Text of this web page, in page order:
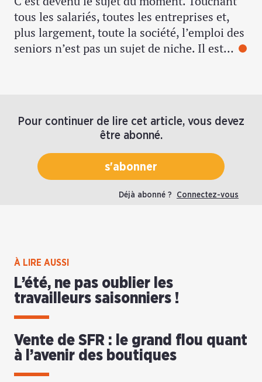
tous les salariés, toutes les entreprises et,
plus largement, toute la société, l’emploi des
seniors n’est pas un sujet de niche. Il est…
Pour continuer de lire cet article, vous devez
être abonné.
s'abonner
Déjà abonné ? Connectez-vous
À LIRE AUSSI
L’été, ne pas oublier les
travailleurs saisonniers !
Vente de SFR : le grand flou quant
à l’avenir des boutiques